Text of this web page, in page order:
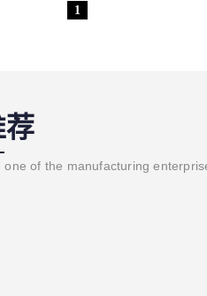
1
荐
of the manufacturing